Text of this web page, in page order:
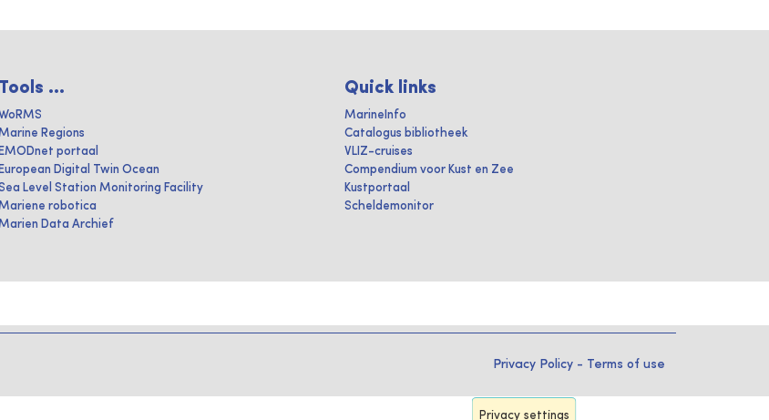
Tools ...
Regions
EMODnet portaal
European Digital Twin Ocean
Level Station Monitoring Facility
robotica
Data Archief
Quick links
MarineInfo
Catalogus bibliotheek
VLIZ-cruises
Compendium voor Kust en Zee
Kustportaal
Scheldemonitor
Privacy Policy - Terms of use
Privacy settings